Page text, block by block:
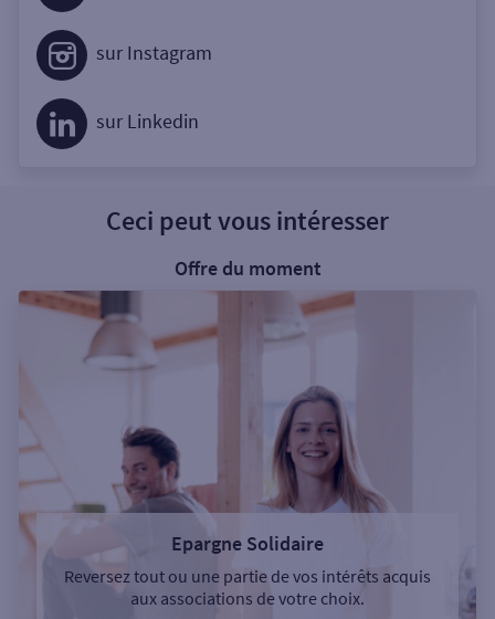
sur Instagram
sur Linkedin
Ceci peut vous intéresser
Offre du moment
Epargne Solidaire
Reversez tout ou une partie de vos intérêts acquis
aux associations de votre choix.